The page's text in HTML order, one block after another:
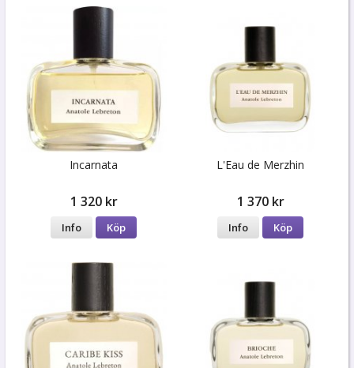
Incarnata
1 320 kr
Info Köp
L'Eau de Merzhin
1 370 kr
Info Köp